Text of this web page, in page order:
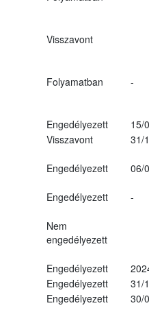
Visszavont
Folyamatban -
Engedélyezett
15/
Visszavont
31/
Engedélyezett 06/
Engedélyezett
-
Nem
engedélyezett
Engedélyezett
Engedélyezett
31/
Engedélyezett
30/